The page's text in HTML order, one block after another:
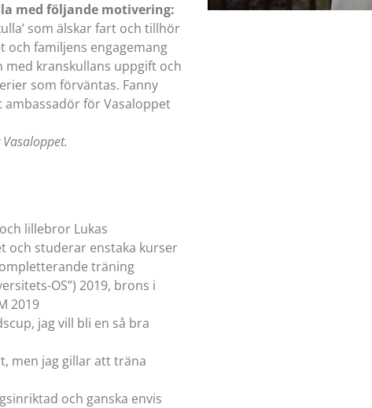
med följande motivering:
som älskar fart och tillhör
och familjens engagemang
kranskullans uppgift och
som förväntas. Fanny
för Vasaloppet
lillebror Lukas
och studerar enstaka kurser
träning
OS”) 2019, brons i
2019
jag vill bli en så bra
men jag gillar att träna
och ganska envis